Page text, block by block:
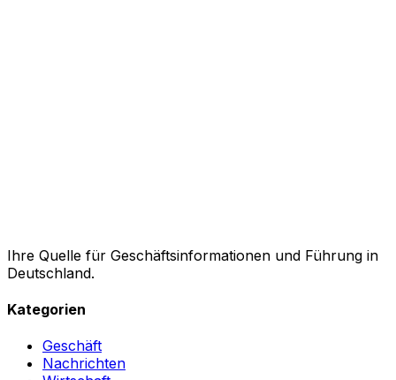
Ihre Quelle für Geschäftsinformationen und Führung in
Deutschland.
Kategorien
Geschäft
Nachrichten